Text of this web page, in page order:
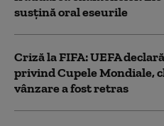
susţină oral eseurile
Criză la FIFA: UEFA
privind Cupele Mondiale,
vânzare a fost retras